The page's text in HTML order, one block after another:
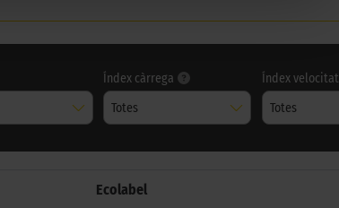
Índex càrrega
Totes
Índex velocitat
Totes
Ecolabel